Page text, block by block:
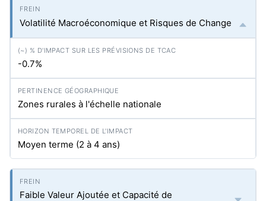
Volatilité Macroéconomique et Risques de Change
-0.7%
Zones rurales à l'échelle nationale
Moyen terme (2 à 4 ans)
Faible Valeur Ajoutée et Capacité de